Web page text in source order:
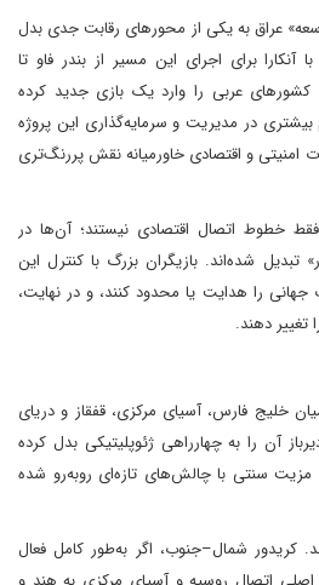
عراق به یکی از محورهای رقابت جدی بدل
آنکارا برای اجرای این مسیر از بندر فاو تا
کشورهای عربی را وارد یک بازی جدید کرده
در مدیریت و سرمایه‌گذاری این پروژه
امنیتی و اقتصادی خاورمیانه نقش پررنگ‌تری
خطوط اتصال اقتصادی نیستند؛ آن‌ها در
تبدیل شده‌اند. بازیگران بزرگ با کنترل این
را هدایت یا محدود کنند، و در نهایت،
دهند.
خلیج فارس، آسیای مرکزی، قفقاز و دریای
آن را به چهارراهی ژئوپلیتیکی بدل کرده
سنتی با چالش‌های تازه‌ای روبه‌رو شده
کریدور شمال–جنوب، اگر به‌طور کامل فعال